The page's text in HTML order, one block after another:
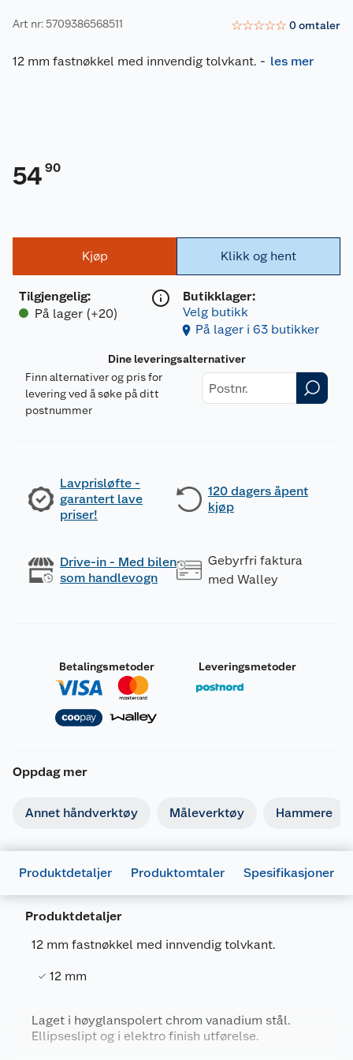
Art nr: 5709386568511 ☆☆☆☆☆ 0omtaler
12 mm fastnøkkel med innvendig tolvkant. - les mer
54 90
Kjøp
Tilgjengelig:
På lager (+20)
Klikk og hent
Butikklager:
Velg butikk
På lager i 63 butikker
Dine leveringsalternativer
Finn alternativer og pris for
levering ved å søke på ditt
postnummer
Lavprisløfte -
garantert lave
priser!
120 dagers åpent
kjøp
Drive-in - Med bilen
som handlevogn
Gebyrfri faktura
med Walley
Betalingsmetoder Leveringsmetoder
Oppdag mer
Annet håndverktøy Måleverktøy Hammere
Produktdetaljer Produktomtaler Spesifikasjoner
Produktdetaljer
12 mm fastnøkkel med innvendig tolvkant.
12 mm
Laget i høyglanspolert chrom vanadium stål.
Ellipseslipt og i elektro finish utførelse.
Leverandørens artikkelnummer